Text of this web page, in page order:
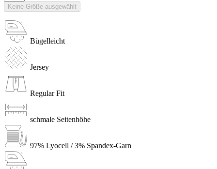
Keine Größe ausgewählt
Bügelleicht
Jersey
Regular Fit
schmale Seitenhöhe
97% Lyocell / 3% Spandex-Garn